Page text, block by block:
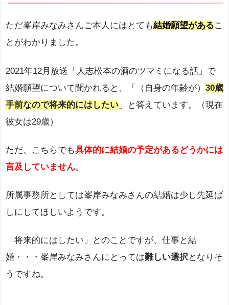
ただ峯岸みなみさんご本人にはとても結婚願望があるこ
とがわかりました。
2021年12月放送「人志松本の酒のツマミになる話」で
結婚願望について聞かれると、「（自身の年齢が） 30歳
手前なので将来的にはしたい 」と答えています。（現在
彼女は29歳）
ただ、こちらでも具体的に結婚の予定があるどうかには
言及していません。
所属事務所としては峯岸みなみさんの結婚は少し先延ば
しにしてほしいようです。
「将来的にはしたい」とのことですが、仕事と結
婚・・・峯岸みなみさんにとっては難しい選択となりそ
うですね。